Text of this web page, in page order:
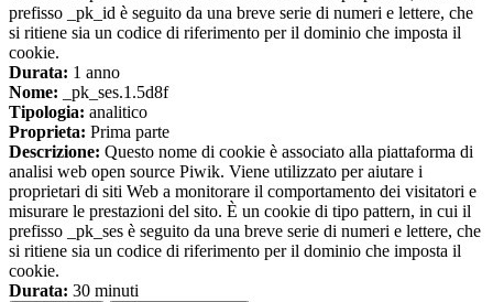
prefisso _pk_id è seguito da una breve serie di numeri e lettere, che
si ritiene sia un codice di riferimento per il dominio che imposta il
cookie.
Durata: 1 anno
Nome: _pk_ses.1.5d8f
Tipologia: analitico
Proprieta: Prima parte
Descrizione: Questo nome di cookie è associato alla piattaforma di
analisi web open source Piwik. Viene utilizzato per aiutare i
proprietari di siti Web a monitorare il comportamento dei visitatori e
misurare le prestazioni del sito. È un cookie di tipo pattern, in cui il
prefisso _pk_ses è seguito da una breve serie di numeri e lettere, che
si ritiene sia un codice di riferimento per il dominio che imposta il
cookie.
Durata: 30 minuti